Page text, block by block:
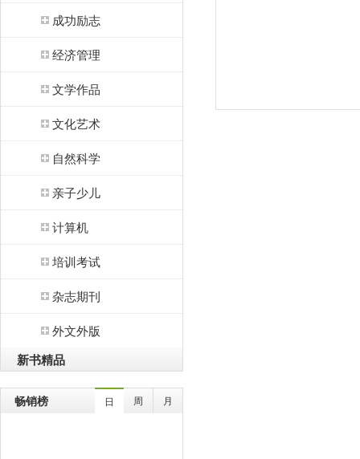
成功励志
经济管理
文学作品
文化艺术
自然科学
亲子少儿
计算机
培训考试
杂志期刊
外文外版
新书精品
畅销榜 日 周 月